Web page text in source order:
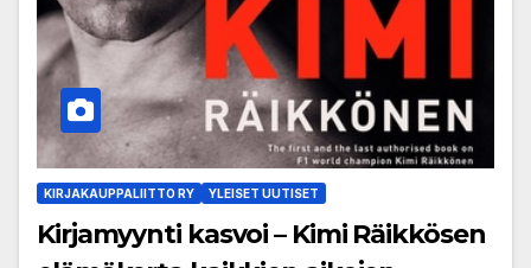
KIRJAKAUPPALIITTO RY YLEISET UUTISET
Kirjamyynti kasvoi – Kimi Räikkösen